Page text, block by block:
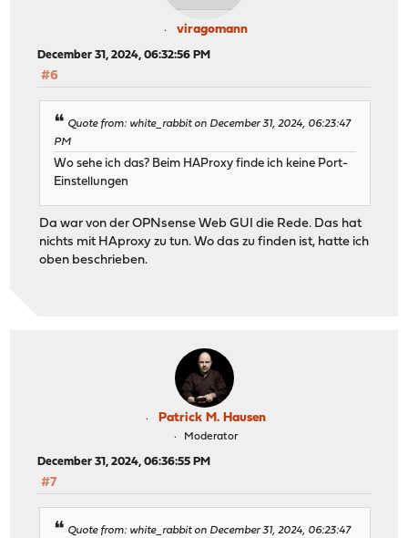
viragomann
December 31, 2024, 06:32:56 PM
#6
Quote from: white_rabbit on December 31, 2024, 06:23:47
PM
Wo sehe ich das? Beim HAProxy finde ich keine Port-
Einstellungen
Da war von der OPNsense Web GUI die Rede. Das hat
nichts mit HAproxy zu tun. Wo das zu finden ist, hatte ich
oben beschrieben.
Patrick M. Hausen
Moderator
December 31, 2024, 06:36:55 PM
#7
Quote from: white_rabbit on December 31, 2024, 06:23:47